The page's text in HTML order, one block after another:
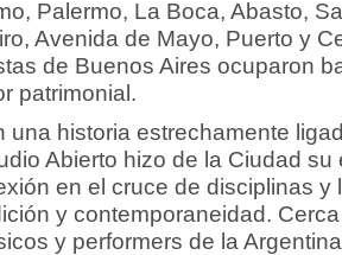
Palermo, La Boca, Abasto,
Avenida de Mayo, Puerto y
de Buenos Aires ocuparon
patrimonial.
una historia estrechamente
Abierto hizo de la Ciudad
en el cruce de disciplinas y
y contemporaneidad.
y performers de la